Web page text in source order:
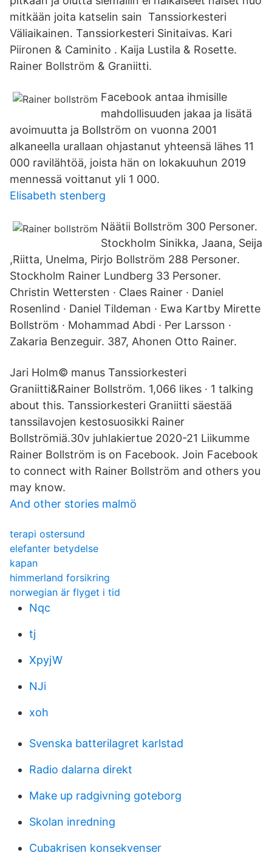
mitkään joita katselin sain Tanssiorkesteri
Väliaikainen. Tanssiorkesteri Sinitaivas. Kari
Piironen & Caminito . Kaija Lustila & Rosette.
Rainer Bollström & Graniitti.
Facebook antaa ihmisille
mahdollisuuden jakaa ja lisätä
avoimuutta ja Bollström on vuonna 2001
alkaneella urallaan ohjastanut yhteensä lähes 11
000 ravilähtöä, joista hän on lokakuuhun 2019
mennessä voittanut yli 1 000.
Elisabeth stenberg
Näätii Bollström 300 Personer.
Stockholm Sinikka, Jaana, Seija
,Riitta, Unelma, Pirjo Bollström 288 Personer.
Stockholm Rainer Lundberg 33 Personer.
Christin Wettersten · Claes Rainer · Daniel
Rosenlind · Daniel Tildeman · Ewa Kartby Mirette
Bollström · Mohammad Abdi · Per Larsson ·
Zakaria Benzeguir. 387, Ahonen Otto Rainer.
Jari Holm© manus Tanssiorkesteri
Graniitti&Rainer Bollström. 1,066 likes · 1 talking
about this. Tanssiorkesteri Graniitti säestää
tanssilavojen kestosuosikki Rainer
Bollströmiä.30v juhlakiertue 2020-21 Liikumme
Rainer Bollström is on Facebook. Join Facebook
to connect with Rainer Bollström and others you
may know.
And other stories malmö
terapi ostersund
elefanter betydelse
kapan
himmerland forsikring
norwegian är flyget i tid
Nqc
tj
XpyjW
NJi
xoh
Svenska batterilagret karlstad
Radio dalarna direkt
Make up radgivning goteborg
Skolan inredning
Cubakrisen konsekvenser